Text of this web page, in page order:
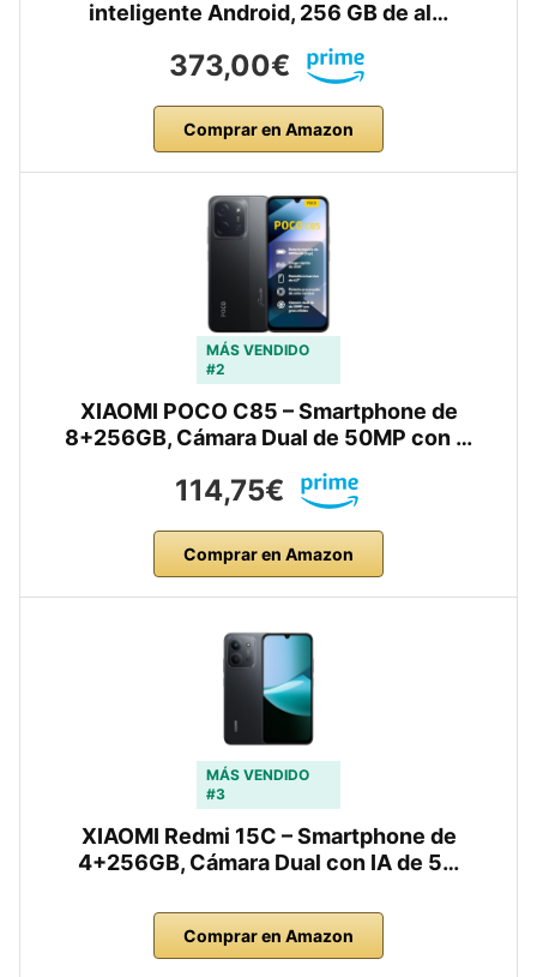
inteligente Android, 256 GB de al…
373,00€
Comprar en Amazon
MÁS VENDIDO
#2
XIAOMI POCO C85 – Smartphone de
8+256GB, Cámara Dual de 50MP con …
114,75€
Comprar en Amazon
MÁS VENDIDO
#3
XIAOMI Redmi 15C – Smartphone de
4+256GB, Cámara Dual con IA de 5…
Comprar en Amazon